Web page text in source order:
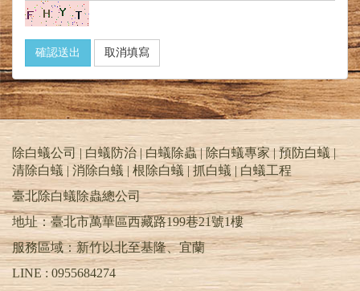
確認送出 取消填寫
除白蟻公司 | 白蟻防治 | 白蟻除蟲 | 除白蟻專家 | 預防白蟻 |
清除白蟻 | 消除白蟻 | 根除白蟻 | 抓白蟻 | 白蟻工程
臺北除白蟻除蟲總公司
地址：臺北市萬華區西藏路199巷21號1樓
服務區域：新竹以北至基隆、宜蘭
LINE : 0955684274